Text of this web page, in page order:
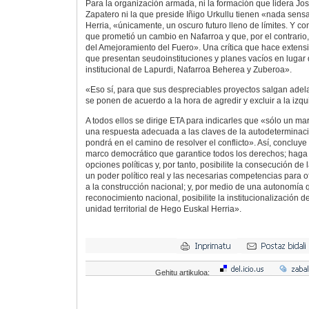
Para la organización armada, ni la formación que lidera
Zapatero ni la que preside Iñigo Urkullu tienen «nada
Herria, «únicamente, un oscuro futuro lleno de límites. Y
que prometió un cambio en Nafarroa y que, por el
del Amejoramiento del Fuero». Una crítica que hace
que presentan seudoinstituciones y planes vacíos en lugar
institucional de Lapurdi, Nafarroa Beherea y Zuberoa».
«Eso sí, para que sus despreciables proyectos salgan
se ponen de acuerdo a la hora de agredir y excluir a la
A todos ellos se dirige ETA para indicarles que «sólo un
una respuesta adecuada a las claves de la
pondrá en el camino de resolver el conflicto». Así,
marco democrático que garantice todos los derechos;
opciones políticas y, por tanto, posibilite la consecución de
un poder político real y las necesarias competencias para
a la construcción nacional; y, por medio de una autonomía
reconocimiento nacional, posibilite la institucionalización
unidad territorial de Hego Euskal Herria».
Gehitu artikuloa: